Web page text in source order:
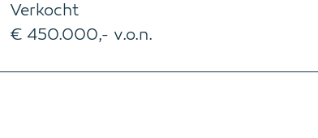
Verkocht
€ 450.000,- v.o.n.